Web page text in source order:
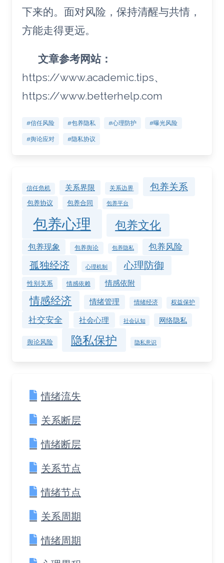
下来的。面对风险，保持清醒与共情，
方能走得更远。
文章参考网站：
https://www.academic.tips、
https://www.betterhelp.com
#信任风险 #包养隐私 #心理防护 #曝光风险
#舆论应对 #隐私协议
信任危机 关系界限 关系边界 包养关系
包养协议 包养合同 包养平台
包养心理 包养文化
包养现象 包养舆论 包养隐私 包养风险
孤独经济 心理机制 心理防御
性别关系 情感依赖 情感依附
情感经济 情绪管理 情绪经济 权益保护
社交安全 社会心理 社会认知 网络隐私
舆论风险 隐私保护 隐私意识
情绪流失
关系断层
情绪断层
关系节点
情绪节点
关系周期
情绪周期